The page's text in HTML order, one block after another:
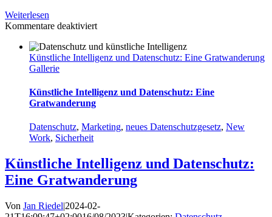
Weiterlesen
Kommentare deaktiviertfür
können
IT-
ihre
Künstliche Intelligenz und Datenschutz: Eine Gratwanderung
Gallerie
Künstliche Intelligenz und Datenschutz: Eine
Gratwanderung
Datenschutz, Marketing, neues Datenschutzgesetz, New
Work, Sicherheit
Künstliche Intelligenz und Datenschutz:
Eine Gratwanderung
Von Jan Riedel|2024-02-